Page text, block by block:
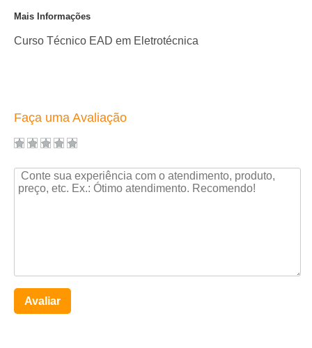
Mais Informações
Curso Técnico EAD em Eletrotécnica
Faça uma Avaliação
Avaliar